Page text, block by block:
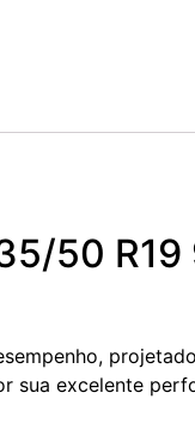
50 R19
sua excelente